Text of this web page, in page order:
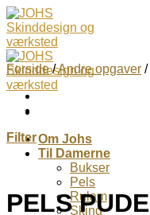
Skip
to
content
Om Johs
Til Damerne
Bukser
Pels
Rulam
Skind
Forside /Andre opgaver /
Filter
PELS PUDE